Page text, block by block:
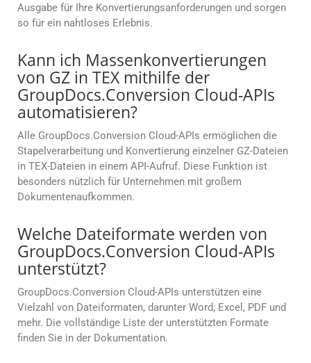
Ausgabe für Ihre Konvertierungsanforderungen und sorgen
so für ein nahtloses Erlebnis.
Kann ich Massenkonvertierungen
von GZ in TEX mithilfe der
GroupDocs.Conversion Cloud-APIs
automatisieren?
Alle GroupDocs.Conversion Cloud-APIs ermöglichen die
Stapelverarbeitung und Konvertierung einzelner GZ-Dateien
in TEX-Dateien in einem API-Aufruf. Diese Funktion ist
besonders nützlich für Unternehmen mit großem
Dokumentenaufkommen.
Welche Dateiformate werden von
GroupDocs.Conversion Cloud-APIs
unterstützt?
GroupDocs.Conversion Cloud-APIs unterstützen eine
Vielzahl von Dateiformaten, darunter Word, Excel, PDF und
mehr. Die vollständige Liste der unterstützten Formate
finden Sie in der Dokumentation.